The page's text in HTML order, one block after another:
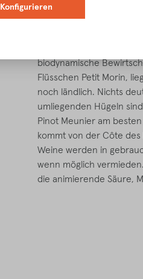
Cyril Jeaunaux betreibt
biodynamische
Flüsschen Petit Morin,
noch ländlich. Nichts
umliegenden Hügeln
Pinot Meunier am
kommt von der Côte
Weine werden in
wenn möglich
die animierende Säure,
Konfigurieren